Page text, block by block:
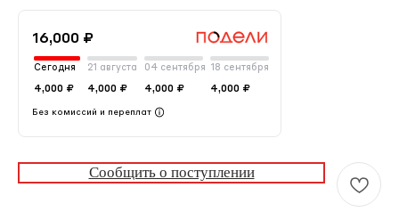
16,000 ₽
Сегодня
4,000 ₽
21 августа
4,000 ₽
04 сентября
4,000 ₽
18 сентября
4,000 ₽
Без комиссий и переплат
Сообщить о поступлении